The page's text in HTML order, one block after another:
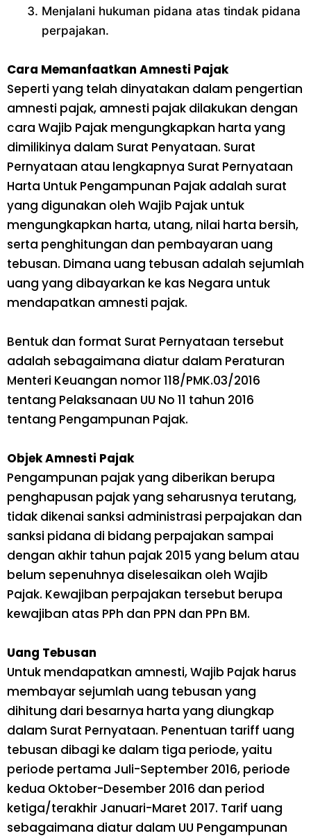
Menjalani hukuman pidana atas tindak pidana
perpajakan.
Cara Memanfaatkan Amnesti Pajak
Seperti yang telah dinyatakan dalam pengertian
amnesti pajak, amnesti pajak dilakukan dengan
cara Wajib Pajak mengungkapkan harta yang
dimilikinya dalam Surat Penyataan. Surat
Pernyataan atau lengkapnya Surat Pernyataan
Harta Untuk Pengampunan Pajak adalah surat
yang digunakan oleh Wajib Pajak untuk
mengungkapkan harta, utang, nilai harta bersih,
serta penghitungan dan pembayaran uang
tebusan. Dimana uang tebusan adalah sejumlah
uang yang dibayarkan ke kas Negara untuk
mendapatkan amnesti pajak.
Bentuk dan format Surat Pernyataan tersebut
adalah sebagaimana diatur dalam Peraturan
Menteri Keuangan nomor 118/PMK.03/2016
tentang Pelaksanaan UU No 11 tahun 2016
tentang Pengampunan Pajak.
Objek Amnesti Pajak
Pengampunan pajak yang diberikan berupa
penghapusan pajak yang seharusnya terutang,
tidak dikenai sanksi administrasi perpajakan dan
sanksi pidana di bidang perpajakan sampai
dengan akhir tahun pajak 2015 yang belum atau
belum sepenuhnya diselesaikan oleh Wajib
Pajak. Kewajiban perpajakan tersebut berupa
kewajiban atas PPh dan PPN dan PPn BM.
Uang Tebusan
Untuk mendapatkan amnesti, Wajib Pajak harus
membayar sejumlah uang tebusan yang
dihitung dari besarnya harta yang diungkap
dalam Surat Pernyataan. Penentuan tariff uang
tebusan dibagi ke dalam tiga periode, yaitu
periode pertama Juli-September 2016, periode
kedua Oktober-Desember 2016 dan period
ketiga/terakhir Januari-Maret 2017. Tarif uang
sebagaimana diatur dalam UU Pengampunan